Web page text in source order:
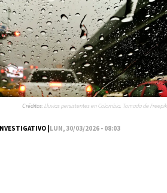
|LUN, 30/03/2026 - 08:03
Créditos:Lluvias persistentes en Colombia. Tomada de Freepik